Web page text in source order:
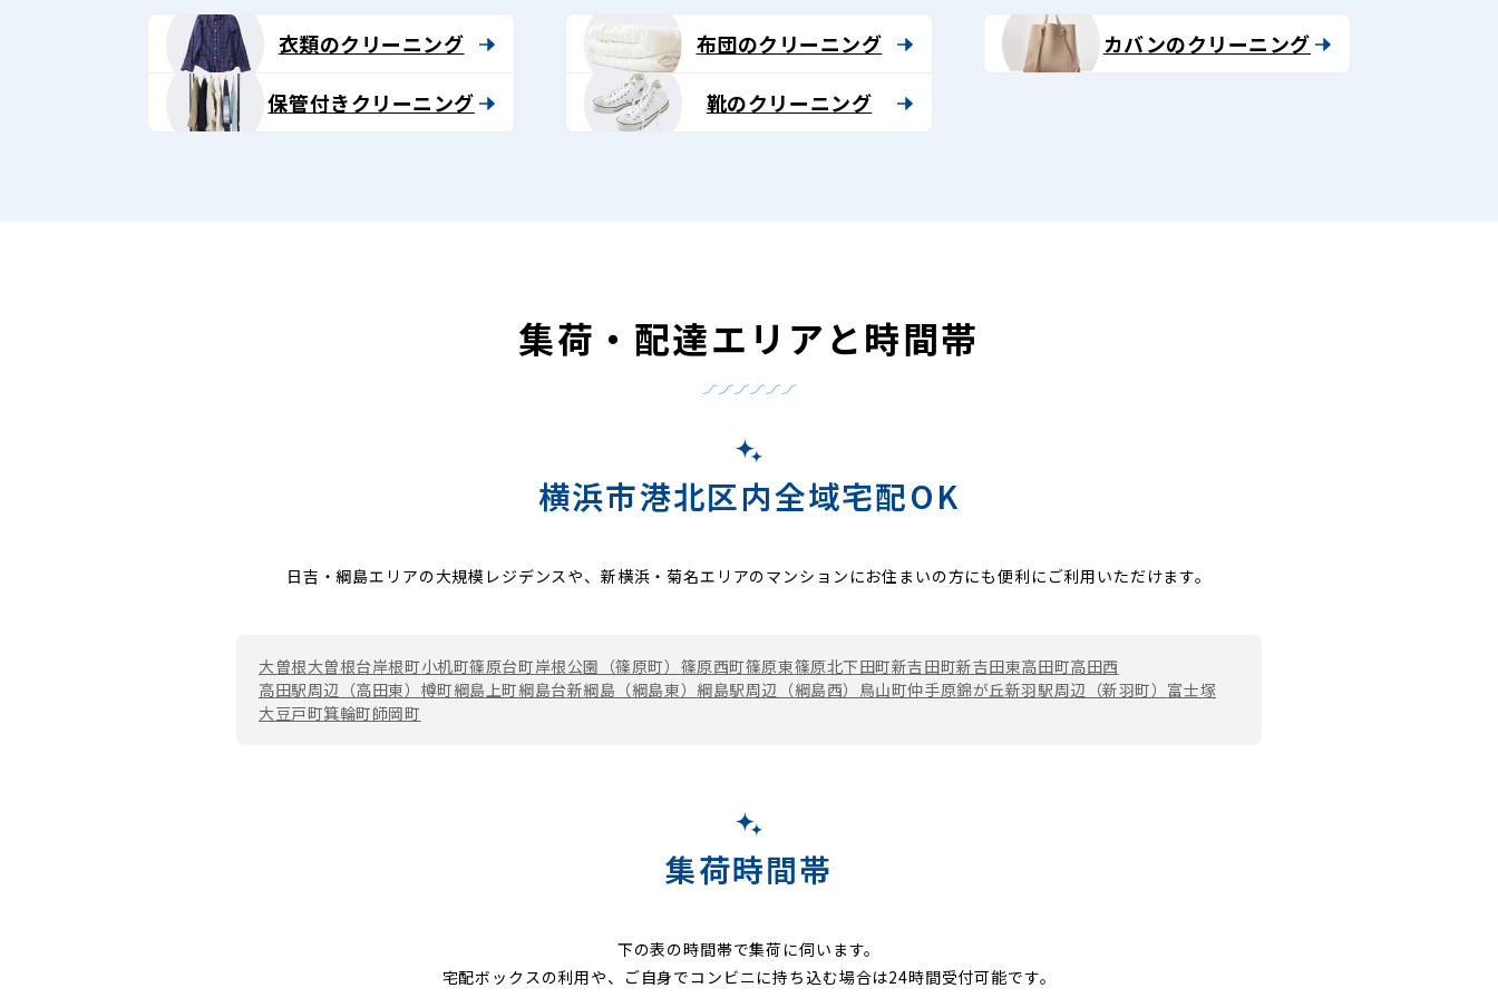
衣類のクリーニング
保管付きクリーニング
布団のクリーニング
靴のクリーニング
カバンのクリーニング
集荷・配達エリアと時間帯
横浜市港北区内全域宅配OK
日吉・綱島エリアの大規模レジデンスや、新横浜・菊名エリアのマンションにお住まいの方にも便利にご利用いただけます。
大曽根大曽根台岸根町小机町篠原台町岸根公園（篠原町） 篠原西町篠原東篠原北下田町新吉田町新吉田東高田町高田西
高田駅周辺（高田東） 樽町綱島上町綱島台新綱島（綱島東） 綱島駅周辺（綱島西） 鳥山町仲手原錦が丘新羽駅周辺（新羽町） 富士塚
大豆戸町箕輪町師岡町
集荷時間帯
下の表の時間帯で集荷に伺います。
宅配ボックスの利用や、ご自身でコンビニに持ち込む場合は24時間受付可能です。